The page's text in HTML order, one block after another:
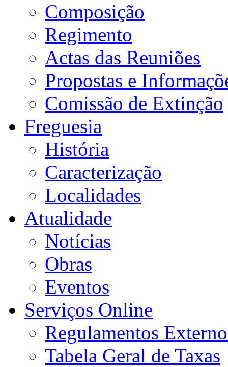
Composição
Regimento
Actas das Reuniões
Propostas e
Comissão de Extinção
Freguesia
História
Caracterização
Localidades
Atualidade
Notícias
Obras
Eventos
Serviços Online
Regulamentos
Tabela Geral de Taxas